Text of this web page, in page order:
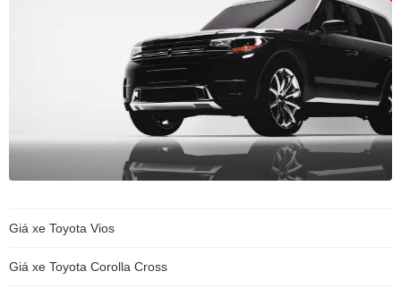
Giá xe Toyota Vios
Giá xe Toyota Corolla Cross